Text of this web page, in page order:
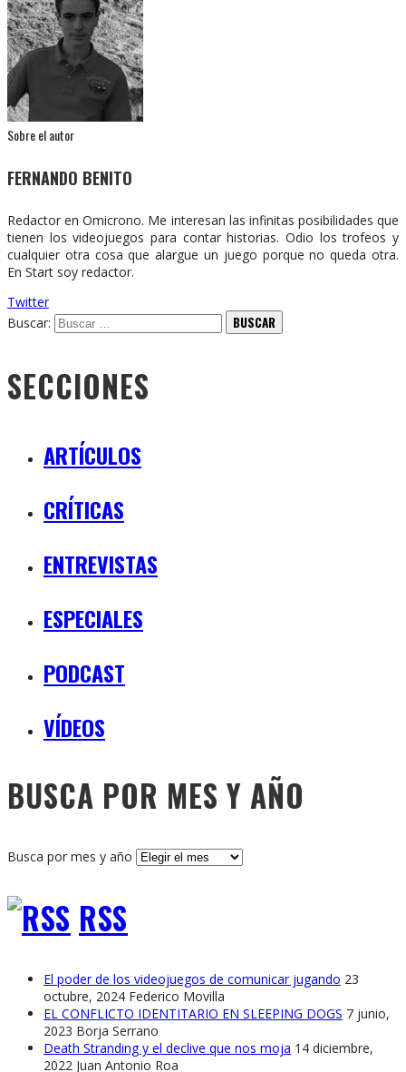
Sobre el autor
FERNANDO BENITO
Redactor en Omicrono. Me interesan las infinitas posibilidades que
tienen los videojuegos para contar historias. Odio los trofeos y
cualquier otra cosa que alargue un juego porque no queda otra.
En Start soy redactor.
Twitter
Buscar:
SECCIONES
ARTÍCULOS
CRÍTICAS
ENTREVISTAS
ESPECIALES
PODCAST
VÍDEOS
BUSCA POR MES Y AÑO
Busca por mes y año
RSS
El poder de los videojuegos de comunicar jugando 23
octubre, 2024 Federico Movilla
EL CONFLICTO IDENTITARIO EN SLEEPING DOGS 7 junio,
2023 Borja Serrano
Death Stranding y el declive que nos moja 14 diciembre,
2022 Juan Antonio Roa